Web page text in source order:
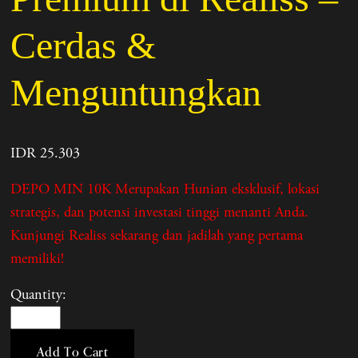
Cerdas &
Menguntungkan
IDR 25.303
DEPO MIN 10K Merupakan Hunian eksklusif, lokasi
strategis, dan potensi investasi tinggi menanti Anda.
Kunjungi Realiss sekarang dan jadilah yang pertama
memiliki!
Quantity:
Add To Cart